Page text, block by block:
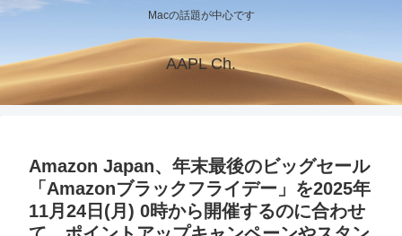
Macの話題が中心です
AAPL Ch.
Amazon Japan、年末最後のビッグセール
「Amazonブラックフライデー」を2025年
11月24日(月) 0時から開催するのに合わせ